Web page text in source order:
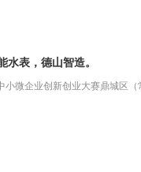
水表，德山智造。
小微企业创新创业大赛鼎城区